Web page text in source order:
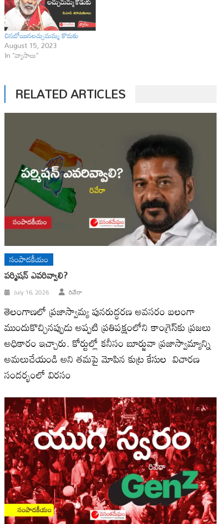
చినబోయినలచ్చుమమ్మ కొడుకు
August 15, 2023
In "వ్యాసాలు"
RELATED ARTICLES
సంపాదకీయం
ప‌ర్మిష‌న్ ఎవ‌రివ్వాలి?
July 16, 2026 రివేరా
తెలంగాణ‌లో ప్ర‌జాస్వామ్య పున‌రుద్ధ‌ర‌ణ అవ‌స‌రం బ‌లంగా
ముందుకొచ్చిన‌ప్పుడు అప్ప‌టి ప్ర‌తిప‌క్షంలోని కాంగ్రెస్‌కు ప్ర‌జ‌లు
అధికారం ఇచ్చారు. కోర్టుల్లో క‌నీసం బూర్జువా ప్ర‌జాస్వామ్యాన్ని
అమ‌లుచేయండి అని త‌మ‌పై మోపిన కుట్ర కేసుల విచార‌ణ
సంద‌ర్భంలో విర‌సం